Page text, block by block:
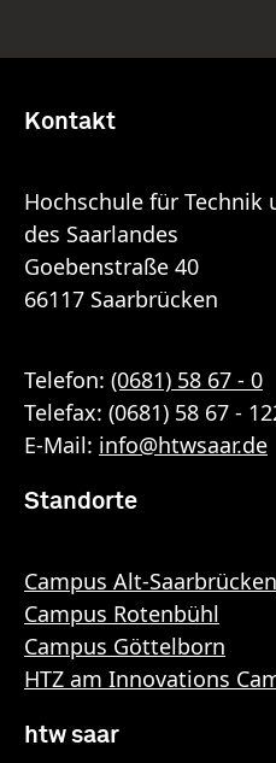
Kontakt
Hochschule für Technik
des Saarlandes
Goebenstraße 40
66117 Saarbrücken
Telefon: (0681) 58 67 - 0
Telefax: (0681) 58 67 -
E-Mail: info@htwsaar.de
Standorte
Campus Alt-Saarbrücken
Campus Rotenbühl
Campus Göttelborn
HTZ am Innovations
htw saar